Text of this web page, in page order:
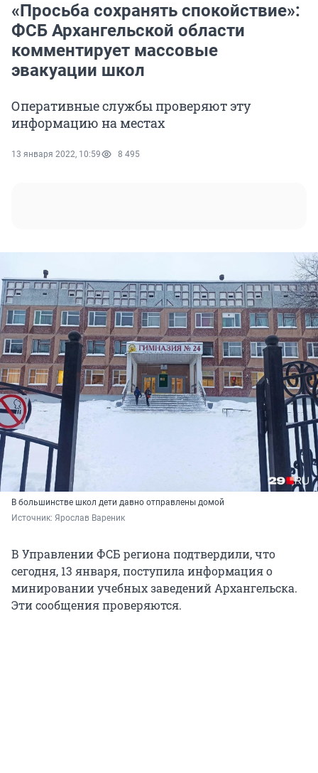
«Просьба сохранять спокойствие»:
ФСБ Архангельской области
комментирует массовые
эвакуации школ
Оперативные службы проверяют эту
информацию на местах
13 января 2022, 10:59 8 495
В большинстве школ дети давно отправлены домой
Источник: Ярослав Вареник
В Управлении ФСБ региона подтвердили, что
сегодня, 13 января, поступила информация о
минировании учебных заведений Архангельска.
Эти сообщения проверяются.